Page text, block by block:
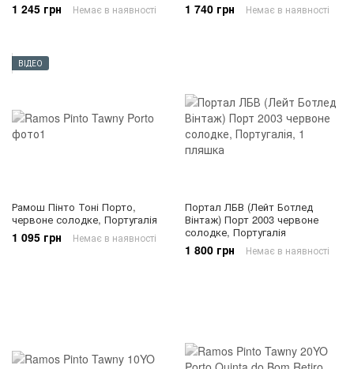
1 245 грн Немає в наявності 1 740 грн Немає в наявності
ВІДЕО
Рамош Пінто Тоні Порто,
червоне солодке, Португалія
1 095 грн Немає в наявності
Портал ЛБВ (Лейт Ботлед
Вінтаж) Порт 2003 червоне
солодке, Португалія
1 800 грн Немає в наявності